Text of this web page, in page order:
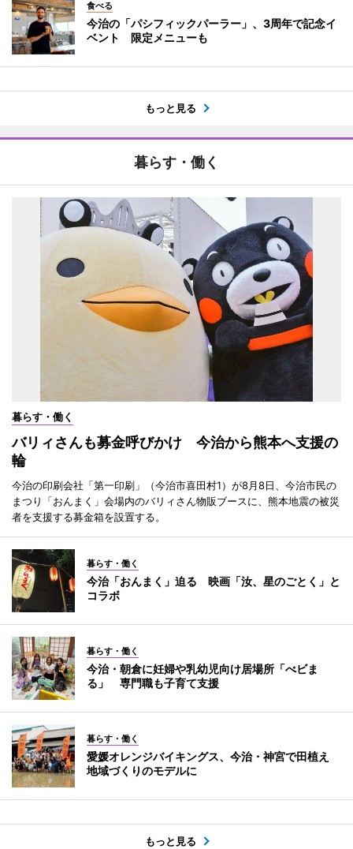
食べる
今治の「パシフィックパーラー」、3周年で記念イ
ベント 限定メニューも
もっと見る
暮らす・働く
暮らす・働く
バリィさんも募金呼びかけ 今治から熊本へ支援の
輪
今治の印刷会社「第一印刷」（今治市喜田村1）が8月8日、今治市民の
まつり「おんまく」会場内のバリィさん物販ブースに、熊本地震の被災
者を支援する募金箱を設置する。
暮らす・働く
今治「おんまく」迫る 映画「汝、星のごとく」と
コラボ
暮らす・働く
今治・朝倉に妊婦や乳幼児向け居場所「べビま
る」 専門職も子育て支援
暮らす・働く
愛媛オレンジバイキングス、今治・神宮で田植え
地域づくりのモデルに
もっと見る